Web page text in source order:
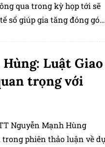
qua trong kỳ họp tới sẽ
số giúp gia tăng đóng góp
Luật Giao
trọng với
Nguyễn Mạnh Hùng
phiên thảo luận về